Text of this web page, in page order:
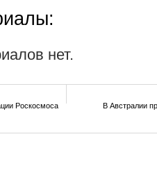
нет.
Роскосмоса
В Австралии